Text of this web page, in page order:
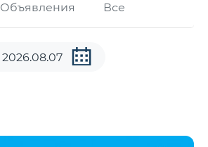
Объявления Все